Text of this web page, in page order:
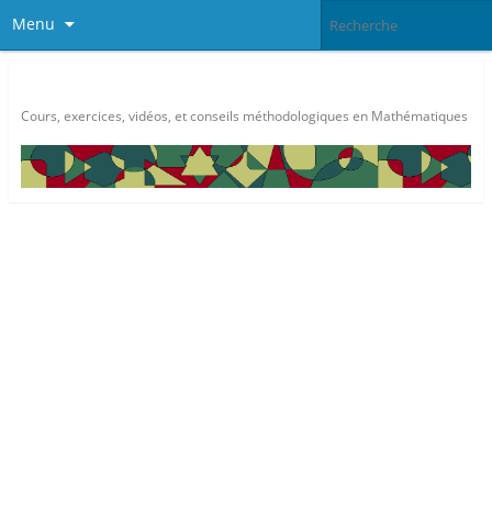
Menu
Cours, exercices, vidéos, et conseils méthodologiques en Mathématiques